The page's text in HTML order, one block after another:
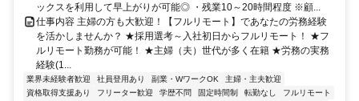
ックスを利用して早上がりが可能◎ ・残業10～20時間程度 ※顧...
仕事内容 主婦の方も大歓迎！【フルリモート】であなたの労務経験
を活かしませんか？ ★採用選考～入社初日からフルリモート！ ★フ
ルリモート勤務が可能！ ★主婦（夫）世代が多く在籍 ★労務の実務
経験(1...
業界未経験者歓迎 社員登用あり 副業・WワークOK
主婦・主夫歓迎
資格取得支援あり
フリーター歓迎 学歴不問 固定時間制 転勤なし
フルリモート